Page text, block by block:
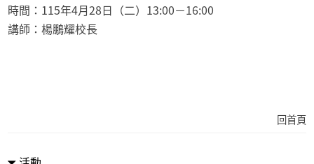
時間：115年4月28日（二）13:00－16:00
講師：楊鵬耀校長
回首頁